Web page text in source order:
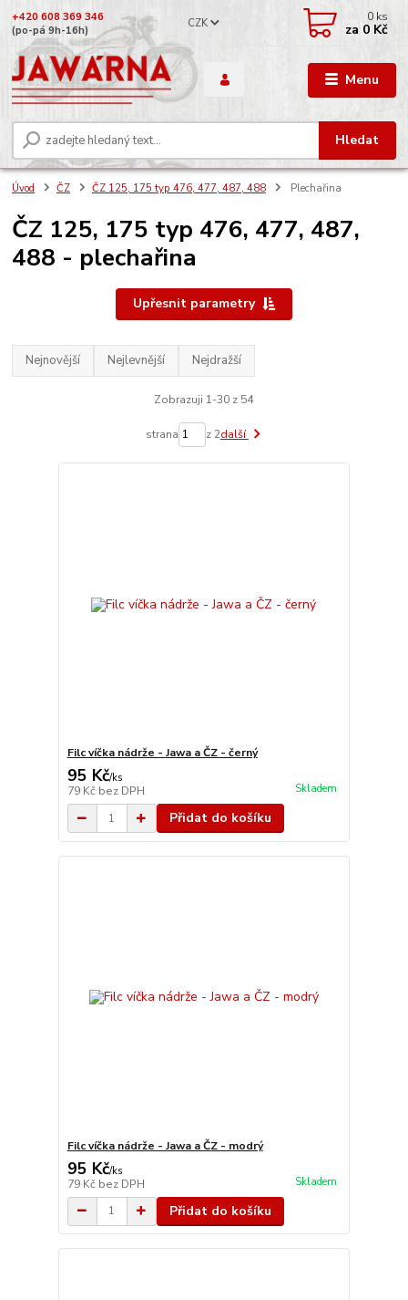
Menu
CZK
Hledat
+420 608 369 346
(po-pá 9h-16h)
0 ks
za 0 Kč
Úvod ČZ ČZ 125, 175 typ 476, 477, 487, 488 Plechařina
ČZ 125, 175 typ 476, 477, 487,
488 - plechařina
Upřesnit parametry
Nejnovější Nejlevnější Nejdražší
Zobrazuji 1-30 z 54
strana z 2další
Filc víčka nádrže - Jawa a ČZ - černý
95 Kč/ks
79 Kč bez DPH Skladem
Přidat do košíku
Filc víčka nádrže - Jawa a ČZ - modrý
95 Kč/ks
79 Kč bez DPH Skladem
Přidat do košíku